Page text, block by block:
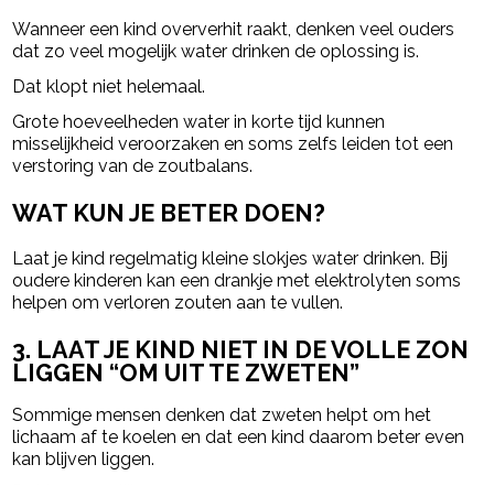
Wanneer een kind oververhit raakt, denken veel ouders
dat zo veel mogelijk water drinken de oplossing is.
Dat klopt niet helemaal.
Grote hoeveelheden water in korte tijd kunnen
misselijkheid veroorzaken en soms zelfs leiden tot een
verstoring van de zoutbalans.
WAT KUN JE BETER DOEN?
Laat je kind regelmatig kleine slokjes water drinken. Bij
oudere kinderen kan een drankje met elektrolyten soms
helpen om verloren zouten aan te vullen.
3. LAAT JE KIND NIET IN DE VOLLE ZON
LIGGEN “OM UIT TE ZWETEN”
Sommige mensen denken dat zweten helpt om het
lichaam af te koelen en dat een kind daarom beter even
kan blijven liggen.